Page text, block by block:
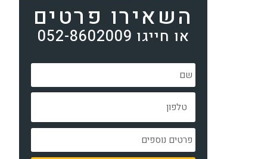
השאירו פרטים
או חייגו 052-8602009